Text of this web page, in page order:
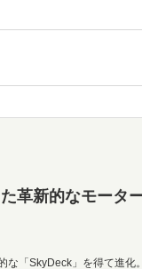
革新的なモータ
な「SkyDeck」を得て進化